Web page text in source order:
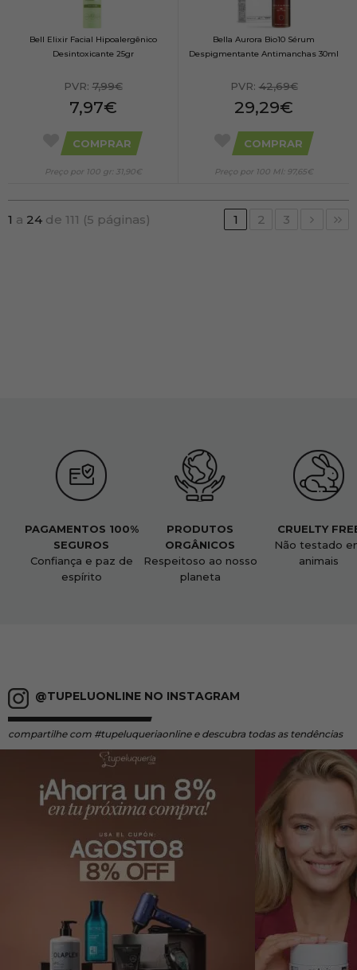
Bell Elixir Facial Hipoalergênico
Desintoxicante 25gr
PVR:7,99€
7,97€
COMPRAR
Preço por 100 gr: 31,90€
Bella Aurora Bio10 Sérum
Despigmentante Antimanchas 30ml
PVR:42,69€
29,29€
COMPRAR
Preço por 100 Ml: 97,65€
1 a 24 de 111 (5 páginas) 1 2 3
PAGAMENTOS 100%
SEGUROS
Confiança e paz de
espírito
PRODUTOS
ORGÂNICOS
Respeitoso ao nosso
planeta
CRUELTY
Não testado
animais
@TUPELUONLINE NO INSTAGRAM
compartilhe com #tupeluqueriaonline e descubra todas as tendências